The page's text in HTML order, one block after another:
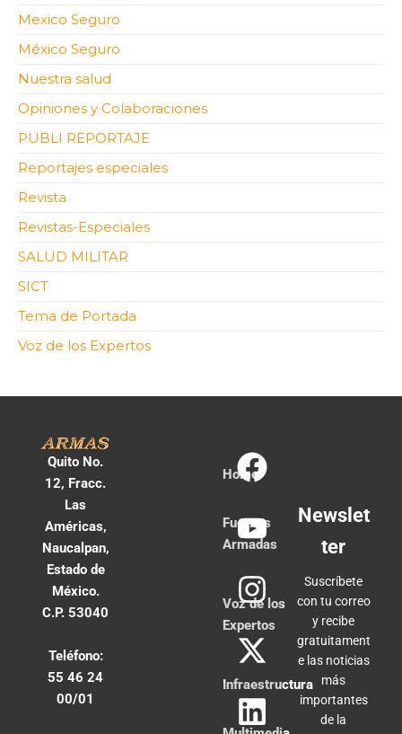
Mexico Seguro
México Seguro
Nuestra salud
Opiniones y Colaboraciones
PUBLI REPORTAJE
Reportajes especiales
Revista
Revistas-Especiales
SALUD MILITAR
SICT
Tema de Portada
Voz de los Expertos
Quito No.
12, Fracc.
Las
Américas,
Naucalpan,
Estado de
México.
C.P. 53040
Teléfono:
55 46 24
00/01
Home
Fuerzas
Armadas
Voz de los
Expertos
Infraestructura
Newslet
ter
Suscríbete
con tu correo
y recibe
gratuitament
e las noticias
más
importantes
de la